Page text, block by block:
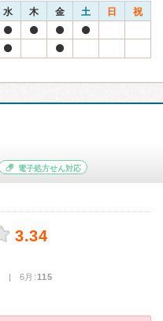
水 木 金 土 日 祝
電子処方せん対応
3.34
| 6月:115